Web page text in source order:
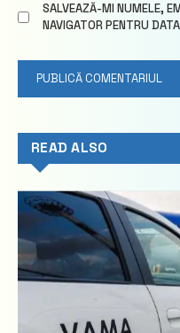
SALVEAZĂ-MI NUMELE,
NAVIGATOR PENTRU
READ ALSO